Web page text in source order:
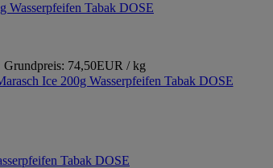
Wasserpfeifen Tabak DOSE
Grundpreis: 74,50EUR / kg
Tabak DOSE